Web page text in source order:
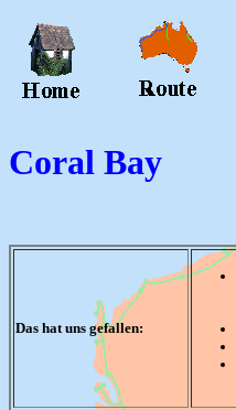
Coral Bay
Das hat uns gefallen: